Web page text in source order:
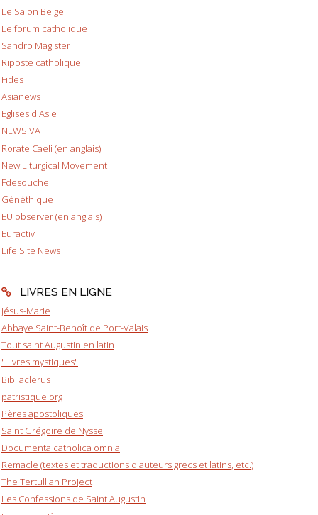
Le Salon Beige
Le forum catholique
Sandro Magister
Riposte catholique
Fides
Asianews
Eglises d'Asie
NEWS.VA
Rorate Caeli (en anglais)
New Liturgical Movement
Fdesouche
Gènéthique
EU observer (en anglais)
Euractiv
Life Site News
LIVRES EN LIGNE
Jésus-Marie
Abbaye Saint-Benoît de Port-Valais
Tout saint Augustin en latin
"Livres mystiques"
Bibliaclerus
patristique.org
Pères apostoliques
Saint Grégoire de Nysse
Documenta catholica omnia
Remacle (textes et traductions d'auteurs grecs et latins, etc.)
The Tertullian Project
Les Confessions de Saint Augustin